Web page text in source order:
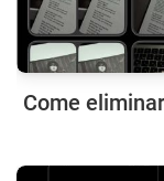
Come